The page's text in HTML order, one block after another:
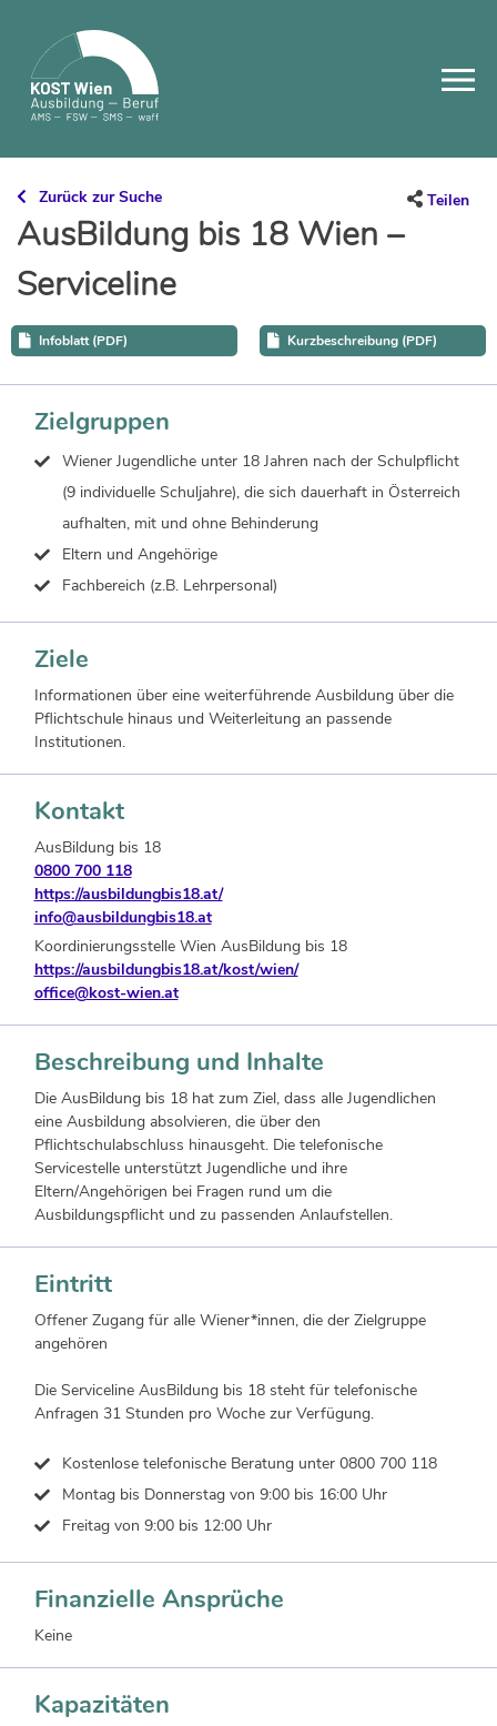
content
Zurück zur Suche
AusBildung bis 18 Wien –
Serviceline
Teilen
Infoblatt (PDF) Kurzbeschreibung (PDF)
Zielgruppen
Wiener Jugendliche unter 18 Jahren nach der Schulpflicht
(9 individuelle Schuljahre), die sich dauerhaft in Österreich
aufhalten, mit und ohne Behinderung
Eltern und Angehörige
Fachbereich (z.B. Lehrpersonal)
Ziele
Informationen über eine weiterführende Ausbildung über die
Pflichtschule hinaus und Weiterleitung an passende
Institutionen.
Kontakt
AusBildung bis 18
0800 700 118
https://ausbildungbis18.at/
info@ausbildungbis18.at
Koordinierungsstelle Wien AusBildung bis 18
https://ausbildungbis18.at/kost/wien/
office@kost-wien.at
Beschreibung und Inhalte
Die AusBildung bis 18 hat zum Ziel, dass alle Jugendlichen
eine Ausbildung absolvieren, die über den
Pflichtschulabschluss hinausgeht. Die telefonische
Servicestelle unterstützt Jugendliche und ihre
Eltern/Angehörigen bei Fragen rund um die
Ausbildungspflicht und zu passenden Anlaufstellen.
Eintritt
Offener Zugang für alle Wiener*innen, die der Zielgruppe
angehören
Die Serviceline AusBildung bis 18 steht für telefonische
Anfragen 31 Stunden pro Woche zur Verfügung.
Kostenlose telefonische Beratung unter 0800 700 118
Montag bis Donnerstag von 9:00 bis 16:00 Uhr
Freitag von 9:00 bis 12:00 Uhr
Finanzielle Ansprüche
Keine
Kapazitäten